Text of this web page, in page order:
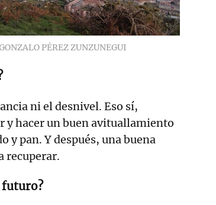
PÉREZ ZUNZUNEGUI
ni el desnivel. Eso sí,
y hacer un buen avituallamiento
y pan. Y después, una buena
recuperar.
futuro?